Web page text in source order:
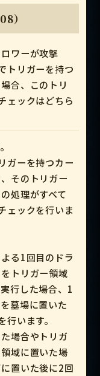
）
ワーが攻撃
トリガーを持つ
合、このトリ
ェックはどちら
ガーを持つカー
そのトリガー
処理がすべて
ェックを行いま
る1回目のドラ
トリガー領域
行した場合、1
墓場に置いた
います。
場合やトリガ
域に置いた場
置いた後に2回